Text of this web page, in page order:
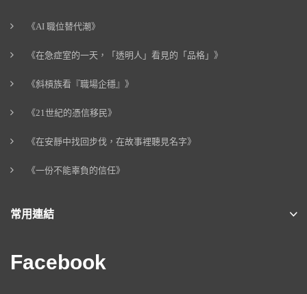
《AI 職位替代潮》
《在急症室的一天，「透明人」看見的「品格」》
《斜槓族看『職場企穩』》
《21世紀的憑信移民》
《在安靜中找回步伐，在故事裡聽見名字》
《一份不能辜負的信任》
常用連結
Facebook